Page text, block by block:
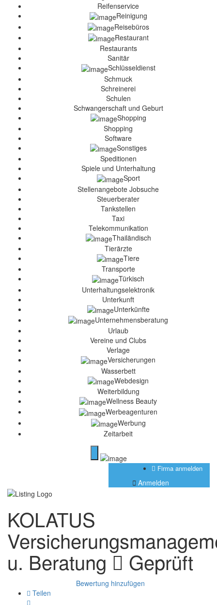
Reifenservice
Reinigung
Reisebüros
Restaurant
Restaurants
Sanitär
Schlüsseldienst
Schmuck
Schreinerei
Schulen
Schwangerschaft und Geburt
Shopping
Shopping
Software
Sonstiges
Speditionen
Spiele und Unterhaltung
Sport
Stellenangebote Jobsuche
Steuerberater
Tankstellen
Taxi
Telekommunikation
Thailändisch
Tierärzte
Tiere
Transporte
Türkisch
Unterhaltungselektronik
Unterkunft
Unterkünfte
Unternehmensberatung
Urlaub
Vereine und Clubs
Verlage
Versicherungen
Wasserbett
Webdesign
Weiterbildung
Wellness Beauty
Werbeagenturen
Werbung
Zeitarbeit
Firma anmelden
Anmelden
KOLATUS
u. Beratung Geprüft
Bewertung hinzufügen
Teilen